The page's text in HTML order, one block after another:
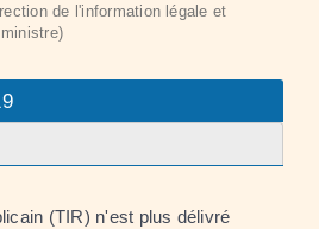
de l'information légale et
(TIR) n'est plus délivré